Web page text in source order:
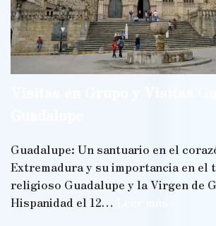
Guadalupe: Un santuario en el
Extremadura y su importancia en el
religioso Guadalupe y la Virgen de
Hispanidad el 12…